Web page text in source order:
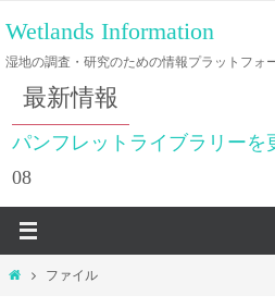
ン
テ
ツ
ス
プ
Wetlands Information
湿地の調査・研究のための情報プラットフォ
最新情報
パンフレットライブラリーを
08
ホ
ファイル